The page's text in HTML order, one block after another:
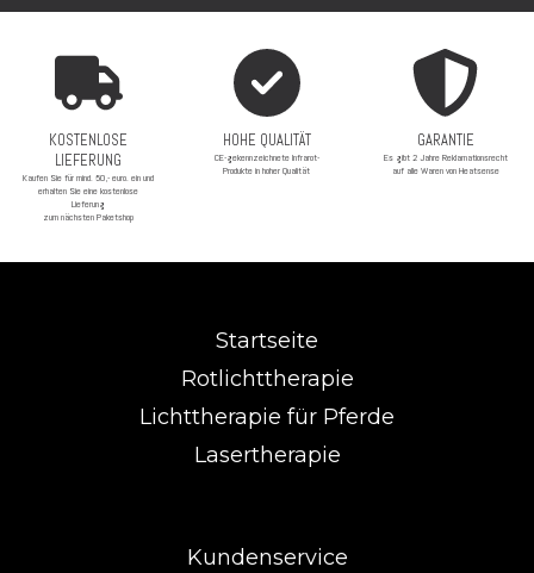
KOSTENLOSE
LIEFERUNG
Kaufen Sie für mind. 50,- euro. ein und
erhalten Sie eine kostenlose
Lieferung
zum nächsten Paketshop
HOHE QUALITÄT
CE-gekennzeichnete Infrarot-
Produkte in hoher Qualität
GARANTIE
Es gibt 2 Jahre Reklamationsrecht
auf alle Waren von Heatsense
Startseite
Rotlichttherapie
Lichttherapie für Pferde
Lasertherapie
Kundenservice